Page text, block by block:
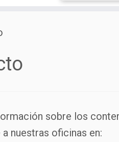
sobre los
nuestras oficinas en: